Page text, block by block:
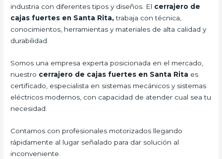
industria con diferentes tipos y diseños. El cerrajero de
cajas fuertes en Santa Rita,trabaja con técnica,
conocimientos, herramientas y materiales de alta calidad y
durabilidad.
Somos una empresa experta posicionada en el mercado,
nuestro cerrajero de cajas fuertes en Santa Rita es
certificado, especialista en sistemas mecánicos y sistemas
eléctricos modernos, con capacidad de atender cual sea tu
necesidad.
Contamos con profesionales motorizados llegando
rápidamente al lugar señalado para dar solución al
inconveniente.